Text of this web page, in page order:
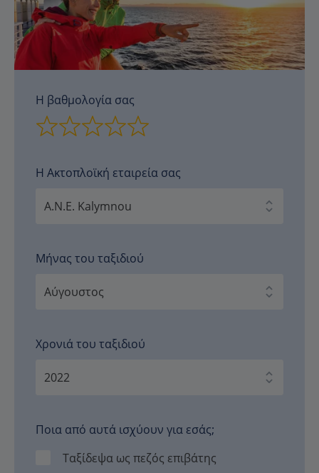
Η βαθμολογία σας
Η Ακτοπλοϊκή εταιρεία σας
Μήνας του ταξιδιού
Χρονιά του ταξιδιού
Ποια από αυτά ισχύουν για εσάς;
Ταξίδεψα ως πεζός επιβάτης